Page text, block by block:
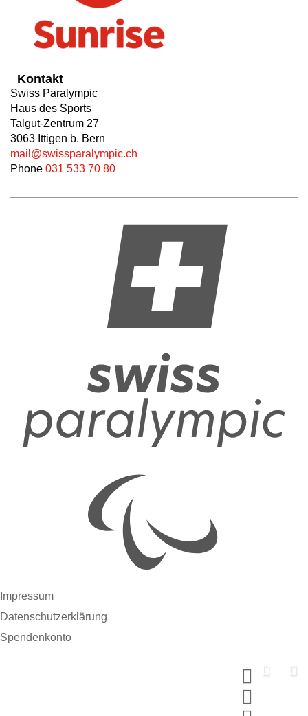
Kontakt
Swiss Paralympic
Haus des Sports
Talgut-Zentrum 27
3063 Ittigen b. Bern
mail@swissparalympic.ch
Phone 031 533 70 80
Impressum
Datenschutzerklärung
Spendenkonto